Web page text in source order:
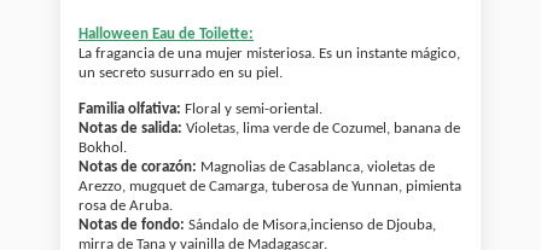
Halloween Eau de Toilette:
La fragancia de una mujer misteriosa. Es un instante mágico,
un secreto susurrado en su piel.
Familia olfativa: Floral y semi-oriental.
Notas de salida: Violetas, lima verde de Cozumel, banana de
Bokhol.
Notas de corazón: Magnolias de Casablanca, violetas de
Arezzo, mugquet de Camarga, tuberosa de Yunnan, pimienta
rosa de Aruba.
Notas de fondo: Sándalo de Misora,incienso de Djouba,
mirra de Tana y vainilla de Madagascar.